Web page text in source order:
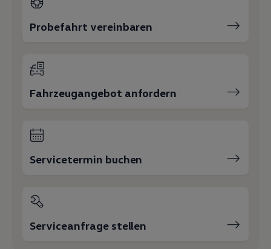
Probefahrt vereinbaren
Fahrzeugangebot anfordern
Servicetermin buchen
Serviceanfrage stellen